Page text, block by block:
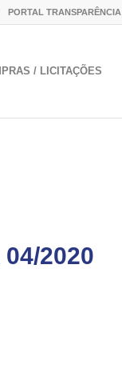
PORTAL TRANSPARÊNCIA
/ LICITAÇÕES
2020